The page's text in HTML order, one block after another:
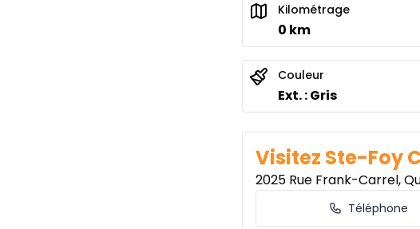
Kilométrage
0 km
Couleur
Ext. : Gris
Visitez Ste-Foy
2025 Rue Frank-Carrel,
Téléphone